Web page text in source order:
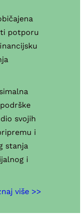
potporu
svojih
i
stanja
i
više >>